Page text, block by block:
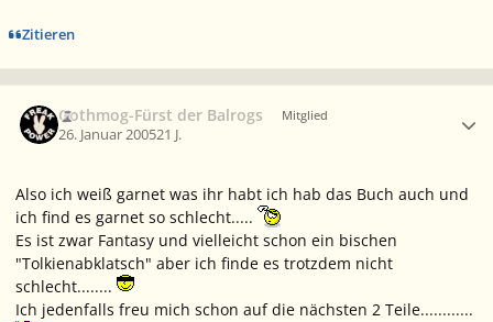
Zitieren
Gothmog-Fürst der Balrogs Mitglied
26. Januar 200521 J.
Also ich weiß garnet was ihr habt ich hab das Buch auch und
ich find es garnet so schlecht.....
Es ist zwar Fantasy und vielleicht schon ein bischen
"Tolkienabklatsch" aber ich finde es trotzdem nicht
schlecht........
Ich jedenfalls freu mich schon auf die nächsten 2 Teile............